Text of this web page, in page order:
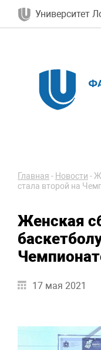
Университет
Главная - Новости -
стала второй на
Женская
17 мая 2021